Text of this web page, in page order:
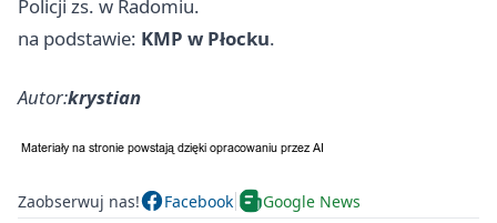
Policji zs. w Radomiu.
na podstawie: KMP w Płocku.
Autor:krystian
Zaobserwuj nas! Facebook Google News